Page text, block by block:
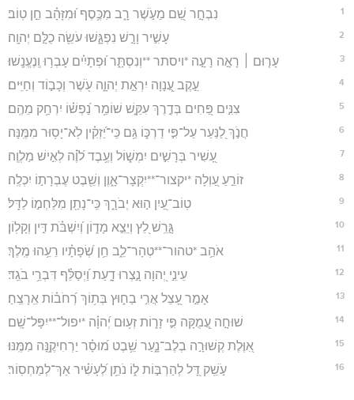
1 נִבְחָ֣ר שֵׁ֭ם מֵעֹ֣שֶׁר רָ֑ב מִכֶּ֥סֶף וּ֝מִזָּהָ֗ב חֵ֣ן טֽוֹב׃
2 עָשִׁ֣יר וָרָ֣שׁ נִפְגָּ֑שׁוּ עֹשֵׂ֖ה כֻלָּ֣ם יְהוָֽה׃
3 עָר֤וּם ׀ רָאָ֣ה רָעָ֣ה *ויסתר **וְנִסְתָּ֑ר וּ֝פְתָיִ֗ים עָבְר֥וּ וְֽנֶעֱנָֽשׁוּ׃
4 עֵ֣קֶב עֲ֭נָוָה יִרְאַ֣ת יְהוָ֑ה עֹ֖שֶׁר וְכָב֣וֹד וְחַיִּֽים׃
5 צִנִּ֣ים פַּ֭חִים בְּדֶ֣רֶךְ עִקֵּ֑שׁ שׁוֹמֵ֥ר נַ֝פְשׁ֗וֹ יִרְחַ֥ק מֵהֶֽם׃
6 חֲנֹ֣ךְ לַ֭נַּעַר עַל־פִּ֣י דַרְכּ֑וֹ גַּ֥ם כִּֽי־יַ֝זְקִ֗ין לֹֽא־יָס֥וּר מִמֶּֽנָּה׃
7 עָ֭שִׁיר בְּרָשִׁ֣ים יִמְשׁ֑וֹל וְעֶ֥בֶד לֹ֝וֶ֗ה לְאִ֣ישׁ מַלְוֶֽה׃
8 זוֹרֵ֣עַ עַ֭וְלָה *יקצור־**יִקְצָר־אָ֑וֶן וְשֵׁ֖בֶט עֶבְרָת֣וֹ יִכְלֶֽה׃
9 טֽוֹב־עַ֭יִן ה֣וּא יְבֹרָ֑ךְ כִּֽי־נָתַ֖ן מִלַּחְמ֣וֹ לַדָּֽל׃
10 גָּ֣רֵֽשׁ לֵ֭ץ וְיֵצֵ֣א מָד֑וֹן וְ֝יִשְׁבֹּ֗ת דִּ֣ין וְקָלֽוֹן׃
11 אֹהֵ֥ב *טהור־**טְהָר־לֵ֑ב חֵ֥ן שְׂ֝פָתָ֗יו רֵעֵ֥הוּ מֶֽלֶךְ׃
12 עֵינֵ֣י יְ֭הוָה נָ֣צְרוּ דָ֑עַת וַ֝יְסַלֵּ֗ף דִּבְרֵ֥י בֹגֵֽד׃
13 אָמַ֣ר עָ֭צֵל אֲרִ֣י בַח֑וּץ בְּת֥וֹךְ רְ֝חֹב֗וֹת אֵֽרָצֵֽחַ׃
14 שׁוּחָ֣ה עֲ֭מֻקָּה פִּ֣י זָר֑וֹת זְע֥וּם יְ֝הוָ֗ה *יפול־**יִפָּל־שָֽׁם׃
15 אִ֭וֶּלֶת קְשׁוּרָ֣ה בְלֶב־נָ֑עַר שֵׁ֥בֶט מ֝וּסָ֗ר יַרְחִיקֶ֥נָּה מִמֶּֽנּוּ׃
16 עֹ֣שֵֽׁק דָּ֭ל לְהַרְבּ֣וֹת ל֑וֹ נֹתֵ֥ן לְ֝עָשִׁ֗יר אַךְ־לְמַחְסֽוֹר׃